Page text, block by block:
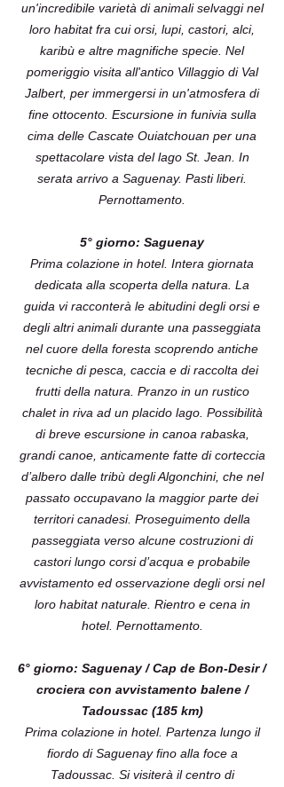
un'incredibile varietà di animali selvaggi nel
loro habitat fra cui orsi, lupi, castori, alci,
karibù e altre magnifiche specie. Nel
pomeriggio visita all'antico Villaggio di Val
Jalbert, per immergersi in un'atmosfera di
fine ottocento. Escursione in funivia sulla
cima delle Cascate Ouiatchouan per una
spettacolare vista del lago St. Jean. In
serata arrivo a Saguenay. Pasti liberi.
Pernottamento.
5° giorno: Saguenay
Prima colazione in hotel. Intera giornata
dedicata alla scoperta della natura. La
guida vi racconterà le abitudini degli orsi e
degli altri animali durante una passeggiata
nel cuore della foresta scoprendo antiche
tecniche di pesca, caccia e di raccolta dei
frutti della natura. Pranzo in un rustico
chalet in riva ad un placido lago. Possibilità
di breve escursione in canoa rabaska,
grandi canoe, anticamente fatte di corteccia
d’albero dalle tribù degli Algonchini, che nel
passato occupavano la maggior parte dei
territori canadesi. Proseguimento della
passeggiata verso alcune costruzioni di
castori lungo corsi d’acqua e probabile
avvistamento ed osservazione degli orsi nel
loro habitat naturale. Rientro e cena in
hotel. Pernottamento.
6° giorno: Saguenay / Cap de Bon-Desir /
crociera con avvistamento balene /
Tadoussac (185 km)
Prima colazione in hotel. Partenza lungo il
fiordo di Saguenay fino alla foce a
Tadoussac. Si visiterà il centro di